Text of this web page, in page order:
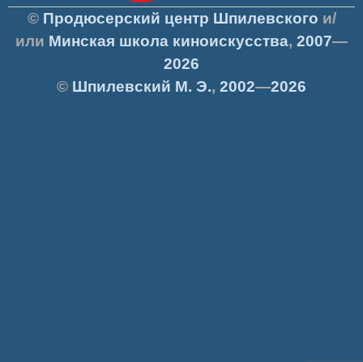
© Продюсерский центр Шпилевского и/
или Минская школа киноискусства, 2007—
2026
© Шпилевский М. Э., 2002—2026